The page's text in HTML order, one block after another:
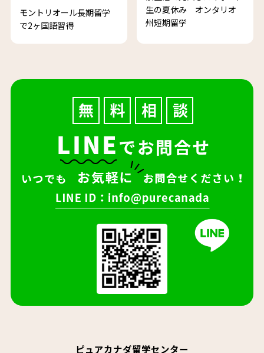
モントリオール長期留学
で2ヶ国語習得
生の夏休み オンタリオ
州短期留学
ピュアカナダ留学センター